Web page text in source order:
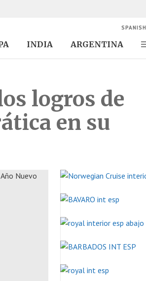
INDIA ARGENTINA
SPANISH
logros de
en su